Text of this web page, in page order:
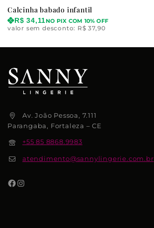
Calcinha babado infantil
R$ 34,11NO PIX COM 10% OFF
valor sem desconto: R$ 37,90
Av. João Pessoa, 7.111
Parangaba, Fortaleza – CE
+55 85 8868.9983
atendimento@sannylingerie.com.br